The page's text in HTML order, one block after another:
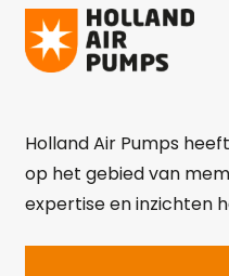
Holland Air Pumps
op het gebied van
expertise en inzichten